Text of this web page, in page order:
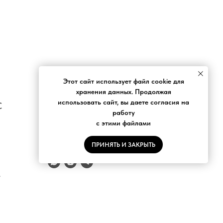
Этот сайт использует файл cookie для
хранения данных. Продолжая
использовать сайт, вы даете согласия на
работу
с этими файлами
ПРИНЯТЬ И ЗАКРЫТЬ
НОВОСТНАЯ РАССЫЛКА